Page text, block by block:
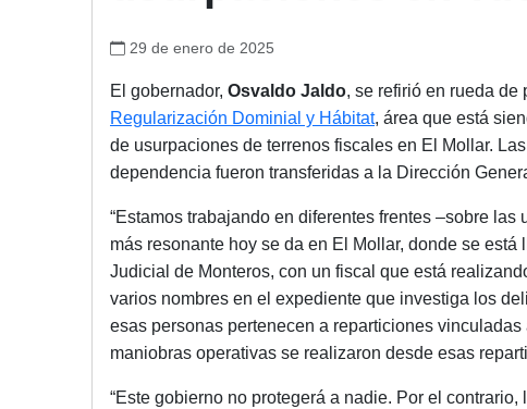
29 de enero de 2025
El gobernador, Osvaldo Jaldo, se refirió en rueda de
Regularización Dominial y Hábitat, área que está
de usurpaciones de terrenos fiscales en El Mollar.
dependencia fueron transferidas a la Dirección
“Estamos trabajando en diferentes frentes –sobre
más resonante hoy se da en El Mollar, donde se
Judicial de Monteros, con un fiscal que está
varios nombres en el expediente que investiga los
esas personas pertenecen a reparticiones
maniobras operativas se realizaron desde esas
“Este gobierno no protegerá a nadie. Por el